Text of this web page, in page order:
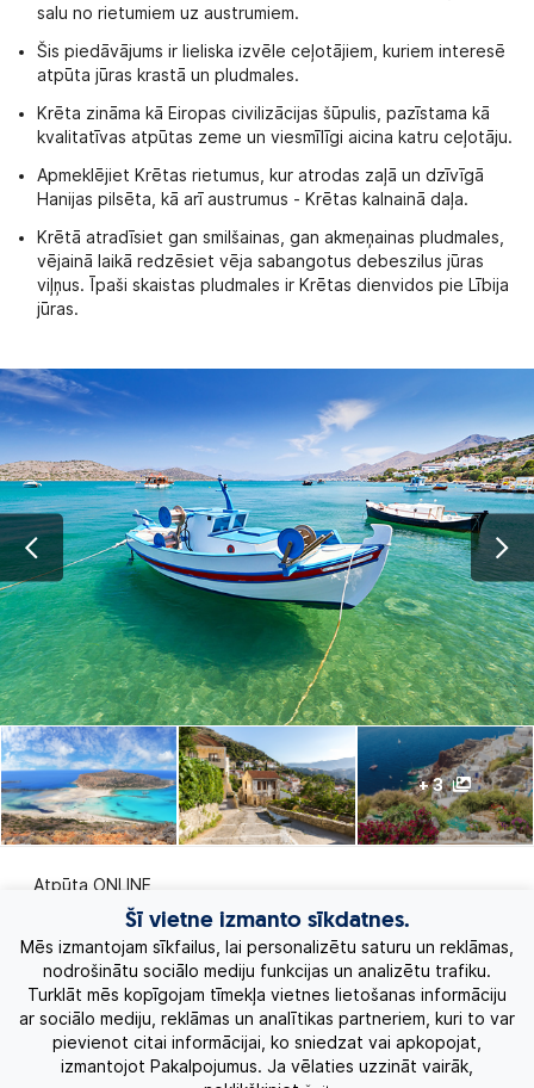
salu no rietumiem uz austrumiem.
Šis piedāvājums ir lieliska izvēle ceļotājiem, kuriem interesē
atpūta jūras krastā un pludmales.
Krēta zināma kā Eiropas civilizācijas šūpulis, pazīstama kā
kvalitatīvas atpūtas zeme un viesmīlīgi aicina katru ceļotāju.
Apmeklējiet Krētas rietumus, kur atrodas zaļā un dzīvīgā
Hanijas pilsēta, kā arī austrumus - Krētas kalnainā daļa.
Krētā atradīsiet gan smilšainas, gan akmeņainas pludmales,
vējainā laikā redzēsiet vēja sabangotus debeszilus jūras
viļņus. Īpaši skaistas pludmales ir Krētas dienvidos pie Lībija
jūras.
+ 3
Atpūta ONLINE
Ekskursiju ceļojumi
Eksotiskie ceļojumi
Labākie piedāvājumi
Šī vietne izmanto sīkdatnes.
Mēs izmantojam sīkfailus, lai personalizētu saturu un reklāmas,
nodrošinātu sociālo mediju funkcijas un analizētu trafiku.
Turklāt mēs kopīgojam tīmekļa vietnes lietošanas informāciju
ar sociālo mediju, reklāmas un analītikas partneriem, kuri to var
pievienot citai informācijai, ko sniedzat vai apkopojat,
izmantojot Pakalpojumus. Ja vēlaties uzzināt vairāk,